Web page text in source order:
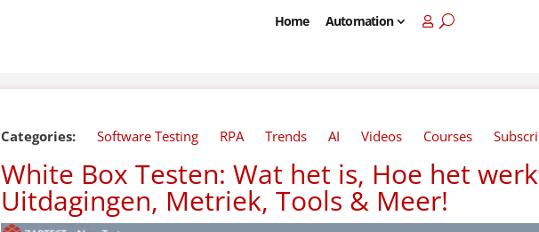
Home Automation
Categories: Software Testing RPA Trends AI Videos Courses
White Box Testen: Wat het is, Hoe het
Uitdagingen, Metriek, Tools & Meer!